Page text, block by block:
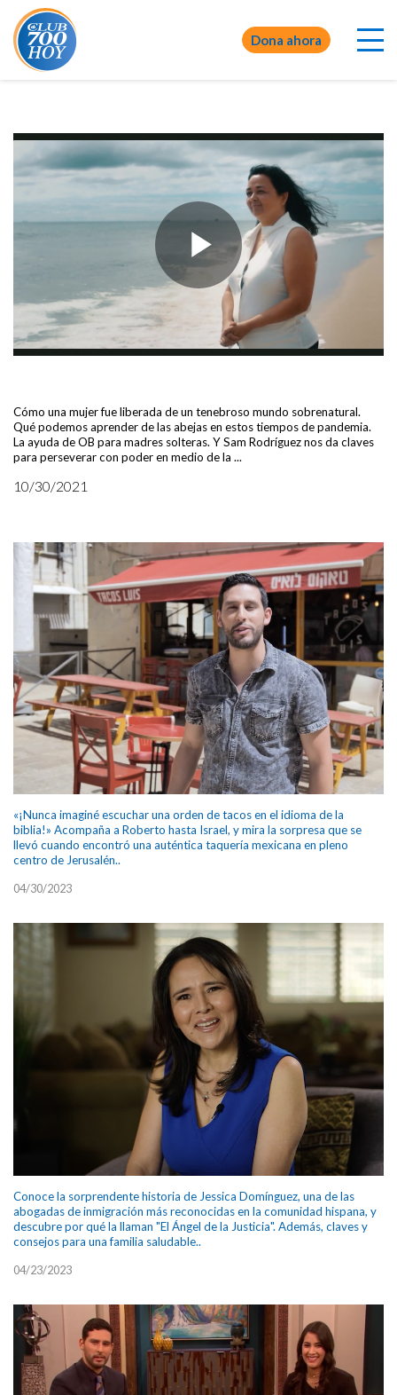
Dona ahora
Cómo una mujer fue liberada de un tenebroso mundo sobrenatural.
Qué podemos aprender de las abejas en estos tiempos de pandemia.
La ayuda de OB para madres solteras. Y Sam Rodríguez nos da claves
para perseverar con poder en medio de la ...
10/30/2021
«¡Nunca imaginé escuchar una orden de tacos en el idioma de la
biblia!» Acompaña a Roberto hasta Israel, y mira la sorpresa que se
llevó cuando encontró una auténtica taquería mexicana en pleno
centro de Jerusalén..
04/30/2023
Conoce la sorprendente historia de Jessica Domínguez, una de las
abogadas de inmigración más reconocidas en la comunidad hispana, y
descubre por qué la llaman "El Ángel de la Justicia". Además, claves y
consejos para una familia saludable..
04/23/2023